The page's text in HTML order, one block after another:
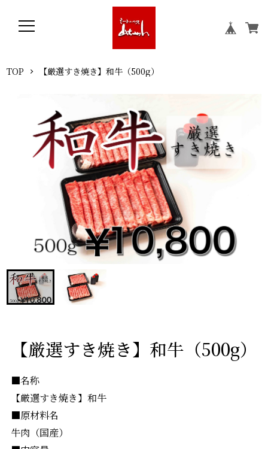
TOP 【厳選すき焼き】和牛（500g）
【厳選すき焼き】和牛（500g）
■名称
【厳選すき焼き】和牛
■原材料名
牛肉（国産）